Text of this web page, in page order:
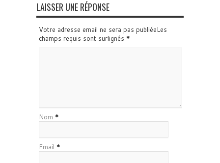
LAISSER UNE RÉPONSE
Votre adresse email ne sera pas publiéeLes
champs requis sont surlignés *
Nom *
Email *